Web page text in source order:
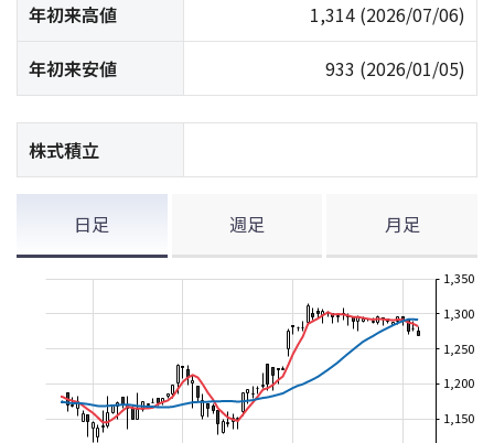
年初来高値 1,314 (2026/07/06)
年初来安値 933 (2026/01/05)
株式積立
日足 週足 月足
1,150
1,200
1,250
1,300
1,350